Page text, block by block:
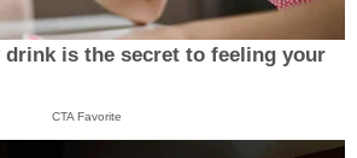
is the secret to feeling your
CTA Favorite